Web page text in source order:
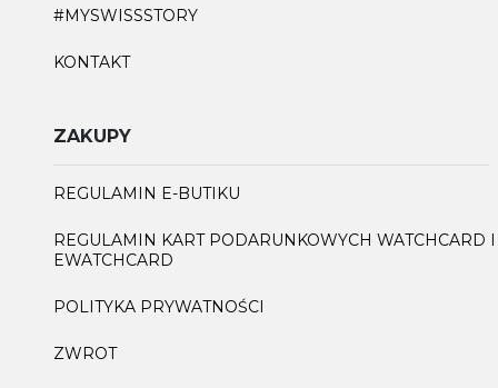
#MYSWISSSTORY
KONTAKT
ZAKUPY
REGULAMIN E-BUTIKU
REGULAMIN KART PODARUNKOWYCH WATCHCARD I
EWATCHCARD
POLITYKA PRYWATNOŚCI
ZWROT